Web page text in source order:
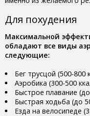
Для похудения
Максимальной
обладают все виды
следующие:
Бег трусцой (500-800
Аэробика (300-500
Быстрое плавание
Быстрая ходьба (до
Езда на велосипеде